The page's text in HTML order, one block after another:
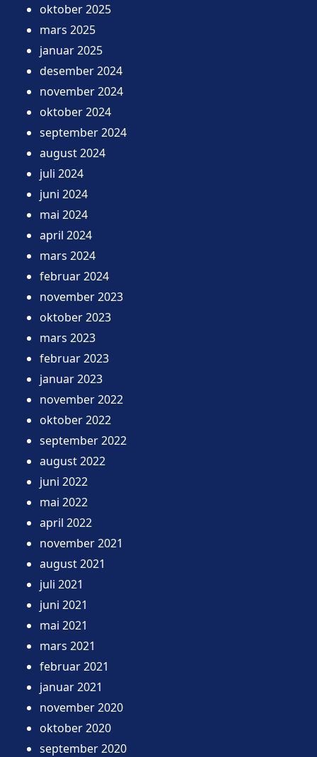
oktober 2025
mars 2025
januar 2025
desember 2024
november 2024
oktober 2024
september 2024
august 2024
juli 2024
juni 2024
mai 2024
april 2024
mars 2024
februar 2024
november 2023
oktober 2023
mars 2023
februar 2023
januar 2023
november 2022
oktober 2022
september 2022
august 2022
juni 2022
mai 2022
april 2022
november 2021
august 2021
juli 2021
juni 2021
mai 2021
mars 2021
februar 2021
januar 2021
november 2020
oktober 2020
september 2020